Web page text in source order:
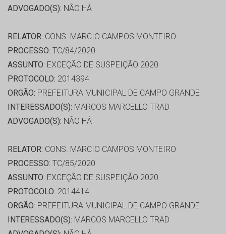
ADVOGADO(S): NÃO HÁ
RELATOR: CONS. MARCIO CAMPOS MONTEIRO
PROCESSO: TC/84/2020
ASSUNTO: EXCEÇÃO DE SUSPEIÇÃO 2020
PROTOCOLO: 2014394
ORGÃO: PREFEITURA MUNICIPAL DE CAMPO GRANDE
INTERESSADO(S): MARCOS MARCELLO TRAD
ADVOGADO(S): NÃO HÁ
RELATOR: CONS. MARCIO CAMPOS MONTEIRO
PROCESSO: TC/85/2020
ASSUNTO: EXCEÇÃO DE SUSPEIÇÃO 2020
PROTOCOLO: 2014414
ORGÃO: PREFEITURA MUNICIPAL DE CAMPO GRANDE
INTERESSADO(S): MARCOS MARCELLO TRAD